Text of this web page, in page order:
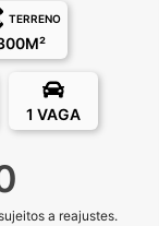
TERRENO
1 VAGA
a reajustes.